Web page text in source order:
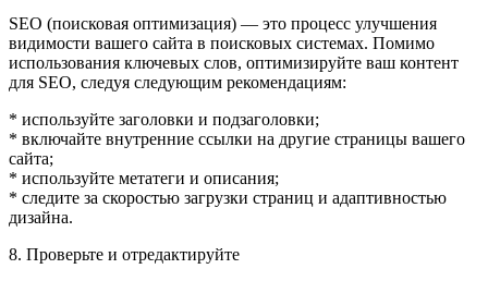
SEO (поисковая оптимизация) — это процесс улучшения
видимости вашего сайта в поисковых системах. Помимо
использования ключевых слов, оптимизируйте ваш контент
для SEO, следуя следующим рекомендациям:
* используйте заголовки и подзаголовки;
* включайте внутренние ссылки на другие страницы вашего
сайта;
* используйте метатеги и описания;
* следите за скоростью загрузки страниц и адаптивностью
дизайна.
8. Проверьте и отредактируйте